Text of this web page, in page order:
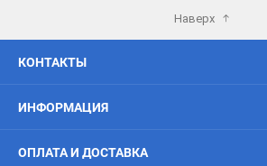
Наверх
КОНТАКТЫ
ИНФОРМАЦИЯ
ОПЛАТА И ДОСТАВКА